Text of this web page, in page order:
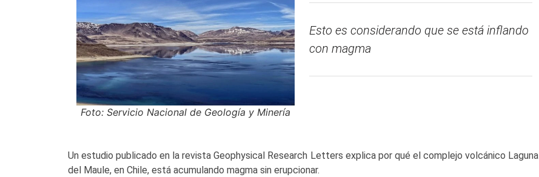
Foto: Servicio Nacional de Geología y Minería
Esto es considerando que se está inflando
con magma
Un estudio publicado en la revista Geophysical Research Letters explica por qué el complejo volcánico Laguna
del Maule, en Chile, está acumulando magma sin erupcionar.